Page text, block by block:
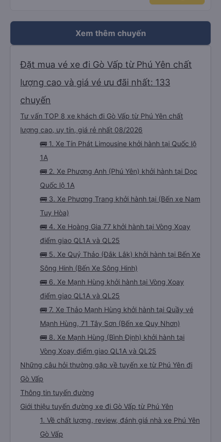
Xem thêm chuyến
Đặt mua vé xe đi Gò Vấp từ Phú Yên chất
lượng cao và giá vé ưu đãi nhất: 133
chuyến
Tư vấn TOP 8 xe khách đi Gò Vấp từ Phú Yên chất
lượng cao, uy tín, giá rẻ nhất 08/2026
🚌 1. Xe Tín Phát Limousine khởi hành tại Quốc lộ
1A
🚌 2. Xe Phương Anh (Phú Yên) khởi hành tại Dọc
Quốc lộ 1A
🚌 3. Xe Phương Trang khởi hành tại (Bến xe Nam
Tuy Hòa)
🚌 4. Xe Hoàng Gia 77 khởi hành tại Vòng Xoay
điểm giao QL1A và QL25
🚌 5. Xe Quý Thảo (Đắk Lắk) khởi hành tại Bến Xe
Sông Hinh (Bến Xe Sông Hinh)
🚌 6. Xe Mạnh Hùng khởi hành tại Vòng Xoay
điểm giao QL1A và QL25
🚌 7. Xe Thảo Mạnh Hùng khởi hành tại Quầy vé
Mạnh Hùng, 71 Tây Sơn (Bến xe Quy Nhơn)
🚌 8. Xe Mạnh Hùng (Bình Định) khởi hành tại
Vòng Xoay điểm giao QL1A và QL25
Những câu hỏi thường gặp về tuyến xe từ Phú Yên đi
Gò Vấp
Thông tin tuyến đường
Giới thiệu tuyến đường xe đi Gò Vấp từ Phú Yên
1. Về chất lượng, review, đánh giá nhà xe Phú Yên
Gò Vấp